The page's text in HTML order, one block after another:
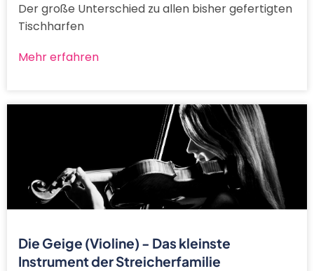
Der große Unterschied zu allen bisher gefertigten
Tischharfen
Mehr erfahren
Die Geige (Violine) - Das kleinste
Instrument der Streicherfamilie